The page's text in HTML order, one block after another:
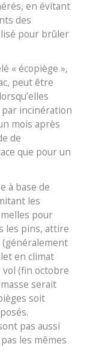
en évitant
des
pour brûler
« écopiège »,
peut être
par incinération
mois après
de
que pour un
à base de
les
pour
les pins, attire
(généralement
en climat
vol (fin octobre
serait
soit
pas aussi
les mêmes